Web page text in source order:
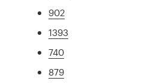
902
1393
740
879